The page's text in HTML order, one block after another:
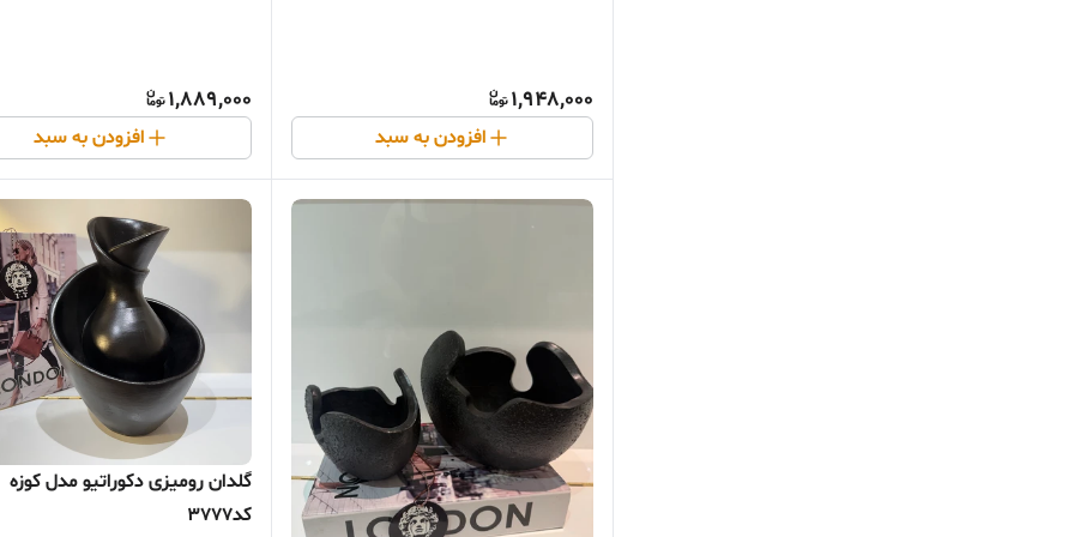
1,948,000
افزودن به سبد
1,889,000
افزودن به سبد
گلدان رومیزی دکوراتیو مدل کوزه
کد3777